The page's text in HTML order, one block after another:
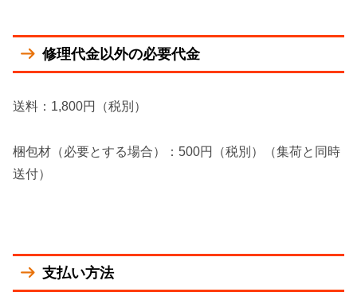
修理代金以外の必要代金
送料：1,800円（税別）
梱包材（必要とする場合）：500円（税別）（集荷と同時
送付）
支払い方法